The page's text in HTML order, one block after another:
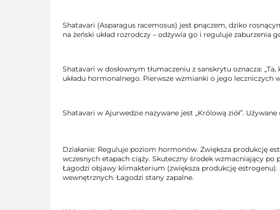
Shatavari (Asparagus racemosus) jest pnączem, dziko
na żeński układ rozrodczy – odżywia go i reguluje zaburzenia
Shatavari w dosłownym tłumaczeniu z sanskrytu oznacza:
układu hormonalnego. Pierwsze wzmianki o jego leczniczych
Shatavari w Ajurwedzie nazywane jest „Królową ziół”.
Działanie: Reguluje poziom hormonów. Zwiększa produkcję
wczesnych etapach ciąży. Skuteczny środek wzmacniający
Łagodzi objawy klimakterium (zwiększa produkcję
wewnętrznych. Łagodzi stany zapalne.